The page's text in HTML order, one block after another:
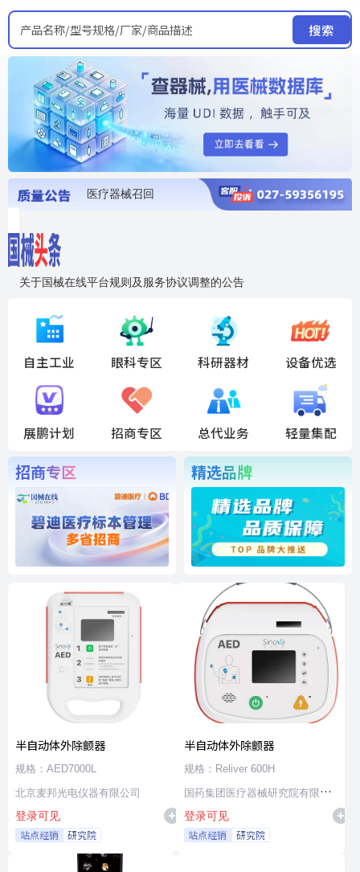
产品名称/型号规格/厂家/商品描述 搜索
医疗器械召回
关于国械在线平台规则及服务协议调整的公告
国药创研AED开启全国招商
自主工业 眼科专区 科研器材 设备优选
展鹏计划 招商专区 总代业务 轻量集配
招商专区 精选品牌
半自动体外除颤器
规格：AED7000L
北京麦邦光电仪器有限公司
登录可见
站点经销 研究院
半自动体外除颤器
规格：Reliver 600H
国药集团医疗器械研究院有限公
司
登录可见
站点经销 研究院